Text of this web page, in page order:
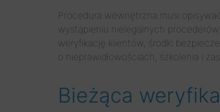
Procedura wewnętrzna musi
wystąpieniu nielegalnych
weryfikację klientów, środki
o nieprawidłowościach, szkolenia i
Bieżąca